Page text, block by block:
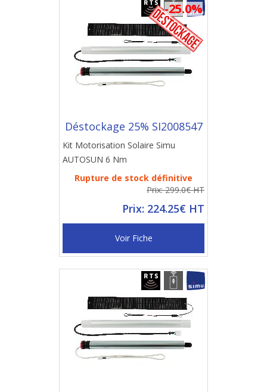
-25.0%
Déstockage 25% SI2008547
Kit Motorisation Solaire Simu
AUTOSUN 6 Nm
Rupture de stock définitive
Prix: 299.0€ HT
Prix: 224.25€ HT
Voir Fiche